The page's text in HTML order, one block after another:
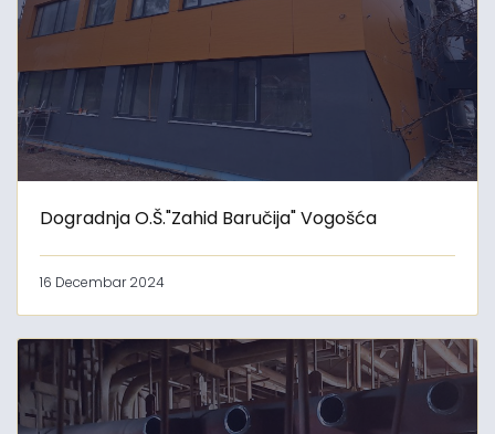
Dogradnja O.Š."Zahid Baručija" Vogošća
16 Decembar 2024